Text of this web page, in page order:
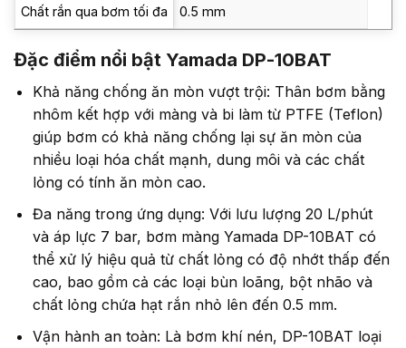
Chất rắn qua bơm tối đa 0.5 mm
Đặc điểm nổi bật Yamada DP-10BAT
Khả năng chống ăn mòn vượt trội: Thân bơm bằng
nhôm kết hợp với màng và bi làm từ PTFE (Teflon)
giúp bơm có khả năng chống lại sự ăn mòn của
nhiều loại hóa chất mạnh, dung môi và các chất
lỏng có tính ăn mòn cao.
Đa năng trong ứng dụng: Với lưu lượng 20 L/phút
và áp lực 7 bar, bơm màng Yamada DP-10BAT có
thể xử lý hiệu quả từ chất lỏng có độ nhớt thấp đến
cao, bao gồm cả các loại bùn loãng, bột nhão và
chất lỏng chứa hạt rắn nhỏ lên đến 0.5 mm.
Vận hành an toàn: Là bơm khí nén, DP-10BAT loại